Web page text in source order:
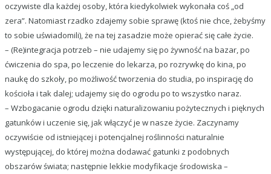
oczywiste dla każdej osoby, która kiedykolwiek wykonała coś „od
zera”. Natomiast rzadko zdajemy sobie sprawę (ktoś nie chce, żebyśmy
to sobie uświadomili), że na tej zasadzie może opierać się całe życie.
– (Re)integracja potrzeb – nie udajemy się po żywność na bazar, po
ćwiczenia do spa, po leczenie do lekarza, po rozrywkę do kina, po
naukę do szkoły, po możliwość tworzenia do studia, po inspirację do
kościoła i tak dalej; udajemy się do ogrodu po to wszystko naraz.
– Wzbogacanie ogrodu dzięki naturalizowaniu pożytecznych i pięknych
gatunków i uczenie się, jak włączyć je w nasze życie. Zaczynamy
oczywiście od istniejącej i potencjalnej roślinności naturalnie
występującej, do której można dodawać gatunki z podobnych
obszarów świata; następnie lekkie modyfikacje środowiska –